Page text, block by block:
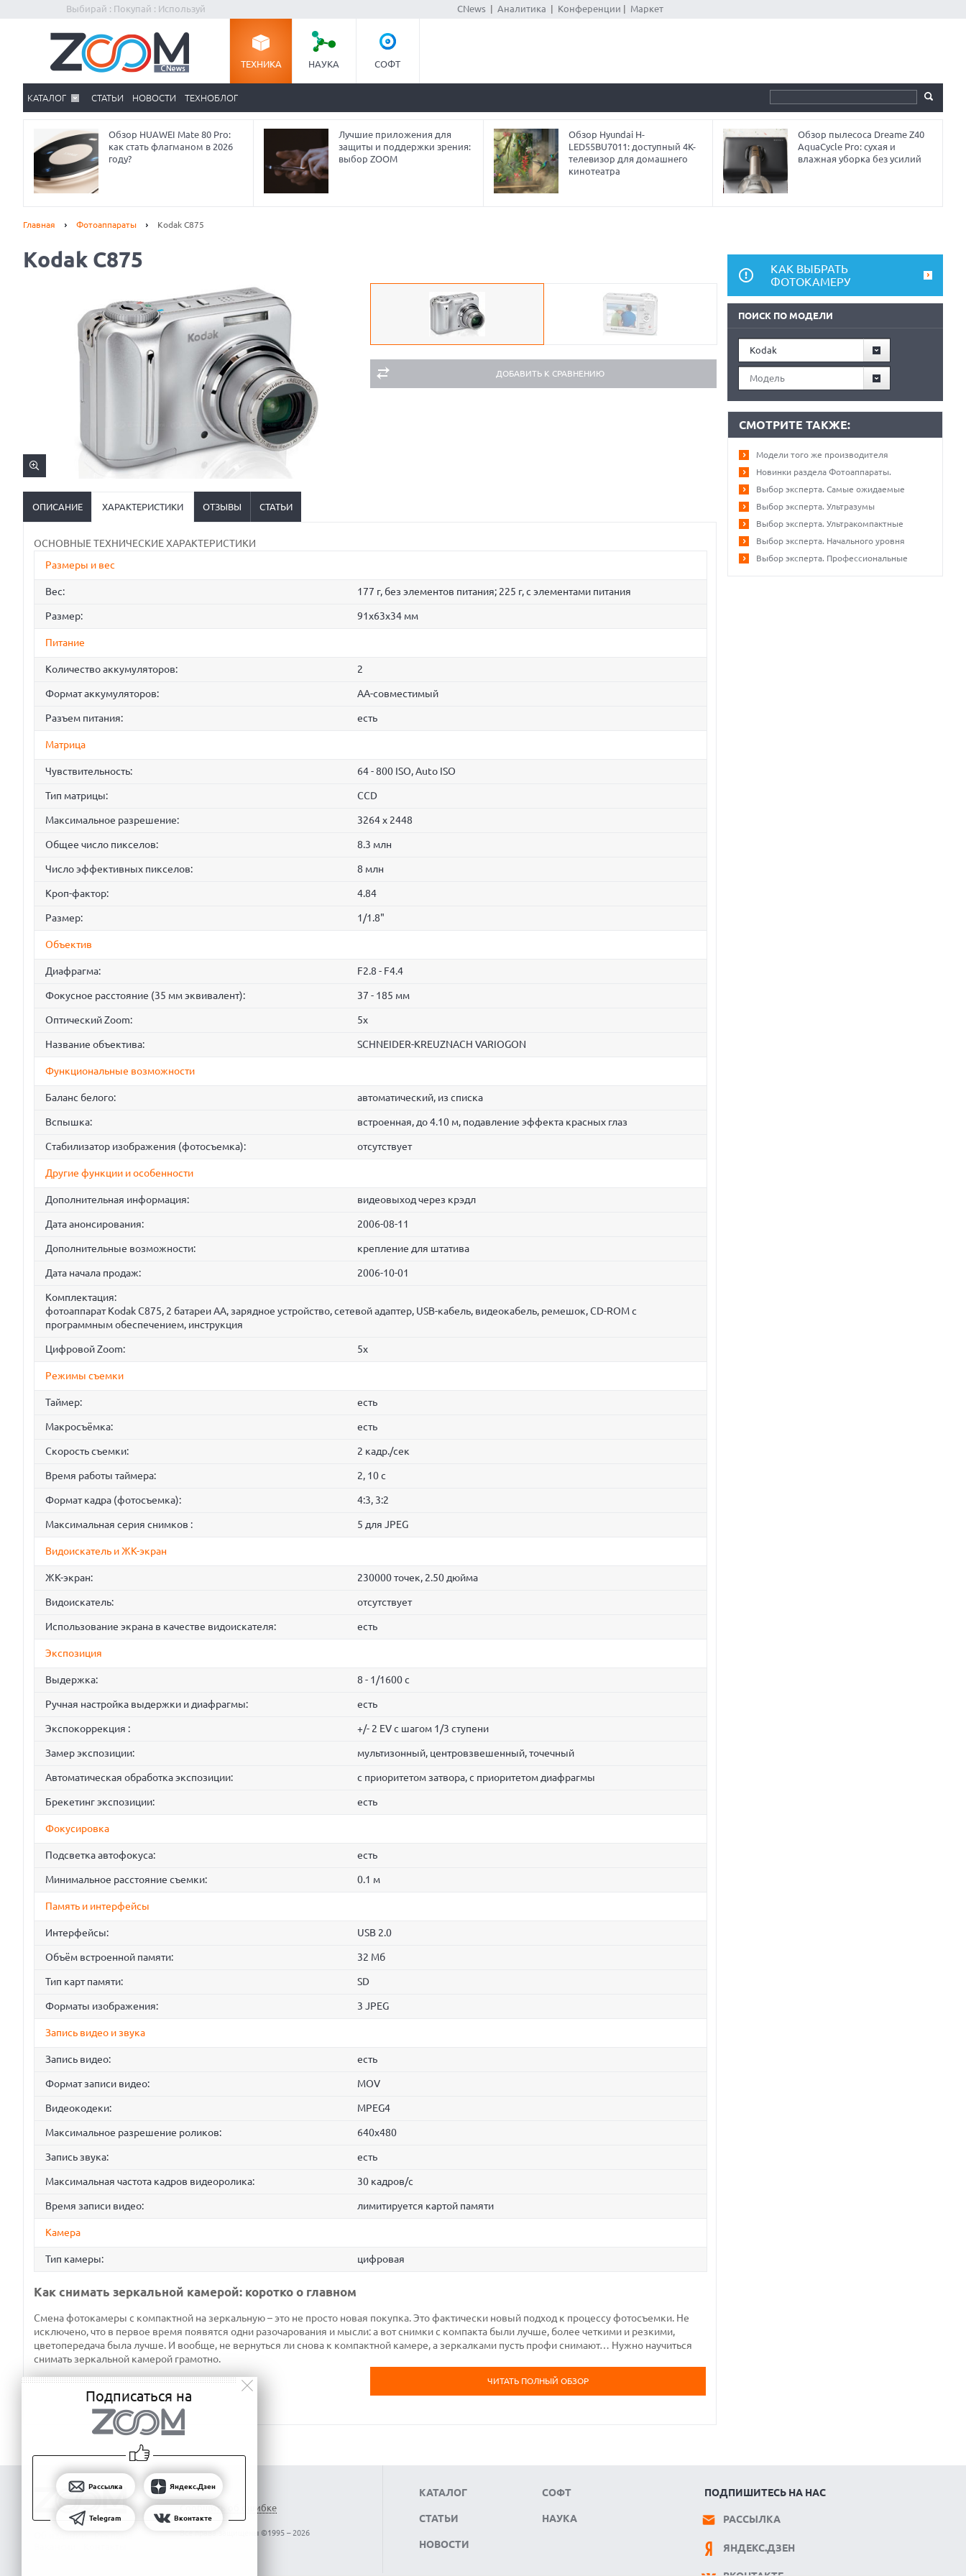
Выбирай : Покупай : Используй CNews| Аналитика Конференции Маркет
ТЕХНИКА НАУКА СОФТ
КАТАЛОГ СТАТЬИ НОВОСТИ ТЕХНОБЛОГ
Обзор HUAWEI Mate 80 Pro:
как стать флагманом в 2026
году?
Лучшие приложения для
защиты и поддержки зрения:
выбор ZOOM
Обзор Hyundai H-
LED55BU7011: доступный 4K-
телевизор для домашнего
кинотеатра
Обзор пылесоса Dreame Z40
AquaCycle Pro: сухая и
влажная уборка без усилий
Главная Фотоаппараты Kodak C875
Kodak C875
ДОБАВИТЬ К СРАВНЕНИЮ
ОПИСАНИЕ ХАРАКТЕРИСТИКИ ОТЗЫВЫ СТАТЬИ
ОСНОВНЫЕ ТЕХНИЧЕСКИЕ ХАРАКТЕРИСТИКИ
Размеры и вес
Вес: 177 г, без элементов питания; 225 г, с элементами питания
Размер: 91x63x34 мм
Питание
Количество аккумуляторов: 2
Формат аккумуляторов: AA-совмеcтимый
Разъем питания: есть
Матрица
Чувствительность: 64 - 800 ISO, Auto ISO
Тип матрицы: СCD
Максимальное разрешение: 3264 x 2448
Общее число пикселов: 8.3 млн
Число эффективных пикселов: 8 млн
Кроп-фактор: 4.84
Размер: 1/1.8"
Объектив
Диафрагма: F2.8 - F4.4
Фокусное расстояние (35 мм эквивалент): 37 - 185 мм
Оптический Zoom: 5x
Название объектива: SCHNEIDER-KREUZNACH VARIOGON
Функциональные возможности
Баланс белого: автоматический, из списка
Вспышка: встроенная, до 4.10 м, подавление эффекта красных глаз
Стабилизатор изображения (фотосъемка): отсутствует
Другие функции и особенности
Дополнительная информация: видеовыход через крэдл
Дата анонсирования: 2006-08-11
Дополнительные возможности: крепление для штатива
Дата начала продаж: 2006-10-01
Комплектация:
фотоаппарат Kodak C875, 2 батареи АА, зарядное устройство, сетевой адаптер, USB-кабель, видеокабель, ремешок, CD-ROM с
программным обеспечением, инструкция
Цифровой Zoom: 5x
Режимы съемки
Таймер: есть
Макросъёмка: есть
Скорость съемки: 2 кадр./сек
Время работы таймера: 2, 10 c
Формат кадра (фотосъемка): 4:3, 3:2
Максимальная серия снимков : 5 для JPEG
Видоискатель и ЖК-экран
ЖК-экран: 230000 точек, 2.50 дюйма
Видоискатель: отсутствует
Использование экрана в качестве видоискателя: есть
Экспозиция
Выдержка: 8 - 1/1600 с
Ручная настройка выдержки и диафрагмы: есть
Экспокоррекция : +/- 2 EV с шагом 1/3 ступени
Замер экспозиции: мультизонный, центровзвешенный, точечный
Автоматическая обработка экспозиции: с приоритетом затвора, с приоритетом диафрагмы
Брекетинг экспозиции: есть
Фокусировка
Подсветка автофокуса: есть
Минимальное расстояние съемки: 0.1 м
Память и интерфейсы
Интерфейсы: USB 2.0
Объём встроенной памяти: 32 Мб
Тип карт памяти: SD
Форматы изображения: 3 JPEG
Запись видео и звука
Запись видео: есть
Формат записи видео: MOV
Видеокодеки: MPEG4
Максимальное разрешение роликов: 640x480
Запись звука: есть
Максимальная частота кадров видеоролика: 30 кадров/с
Время записи видео: лимитируется картой памяти
Камера
Тип камеры: цифровая
Как снимать зеркальной камерой: коротко о главном
Смена фотокамеры с компактной на зеркальную – это не просто новая покупка. Это фактически новый подход к процессу фотосъемки. Не
исключено, что в первое время появятся одни разочарования и мысли: а вот снимки с компакта были лучше, более четкими и резкими,
цветопередача была лучше. И вообще, не вернуться ли снова к компактной камере, а зеркалками пусть профи снимают… Нужно научиться
снимать зеркальной камерой грамотно.
ЧИТАТЬ ПОЛНЫЙ ОБЗОР
КАК ВЫБРАТЬ
ФОТОКАМЕРУ
ПОИСК ПО МОДЕЛИ
Kodak
Модель
СМОТРИТЕ ТАКЖЕ:
Модели того же производителя
Новинки раздела Фотоаппараты.
Выбор эксперта. Самые ожидаемые
Выбор эксперта. Ультразумы
Выбор эксперта. Ультракомпактные
Выбор эксперта. Начального уровня
Выбор эксперта. Профессиональные
Сообщить об ошибке
Все права защищены ©1995 – 2026
КАТАЛОГ
СТАТЬИ
НОВОСТИ
СОФТ
НАУКА
ПОДПИШИТЕСЬ НА НАС
РАССЫЛКА
ЯНДЕКС.ДЗЕН
Подписаться на
Рассылка Яндекс.Дзен
Telegram Вконтакте